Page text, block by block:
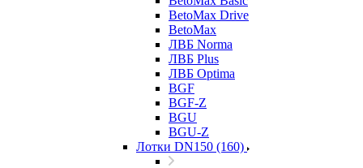
BetoMax Drive
BetoMax
ЛВБ Norma
ЛВБ Plus
ЛВБ Optima
BGF
BGF-Z
BGU
BGU-Z
Лотки DN150 (160)